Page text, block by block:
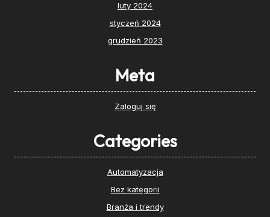
luty 2024
styczeń 2024
grudzień 2023
Meta
Zaloguj się
Categories
Automatyzacja
Bez kategorii
Branża i trendy